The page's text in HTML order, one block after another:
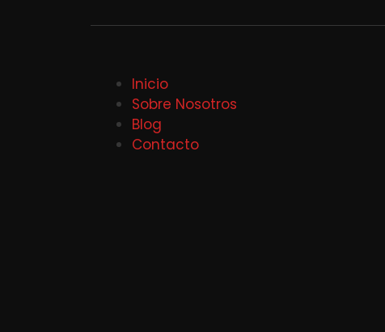
Inicio
Sobre Nosotros
Blog
Contacto